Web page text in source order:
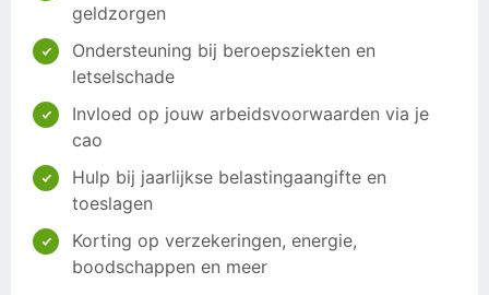
geldzorgen
Ondersteuning bij beroepsziekten en
letselschade
Invloed op jouw arbeidsvoorwaarden via je
cao
Hulp bij jaarlijkse belastingaangifte en
toeslagen
Korting op verzekeringen, energie,
boodschappen en meer